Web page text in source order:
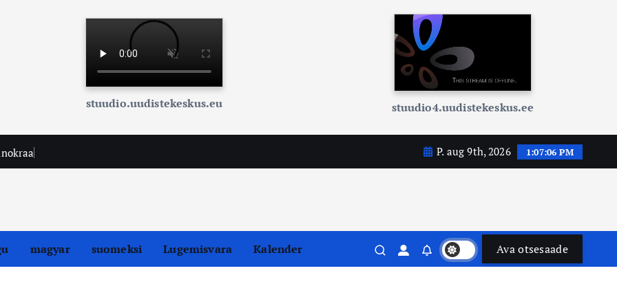
stuudio.uudistekeskus.eu stuudio4.uudistekeskus.ee
nokraa P. aug 9th, 2026 1:07:07 PM
magyar suomeksi Lugemisvara Kalender Ava otsesaade